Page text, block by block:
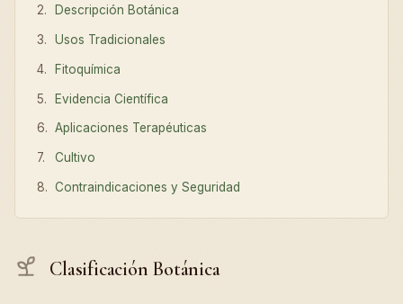
Descripción Botánica
Usos Tradicionales
Fitoquímica
Evidencia Científica
Aplicaciones Terapéuticas
Cultivo
Contraindicaciones y Seguridad
Clasificación Botánica